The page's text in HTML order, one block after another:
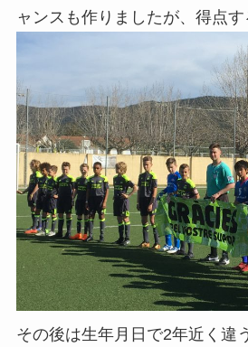
ャンスも作りましたが、得点
その後は生年月日で2年近く違